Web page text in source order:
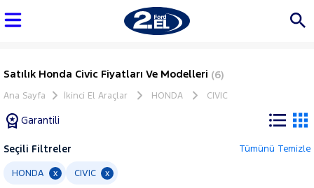
Satılık Honda Civic Fiyatları Ve Modelleri (6)
Ana Sayfa İkinci El Araçlar HONDA CIVIC
Garantili
Seçili Filtreler Tümünü Temizle
HONDA x CIVIC x